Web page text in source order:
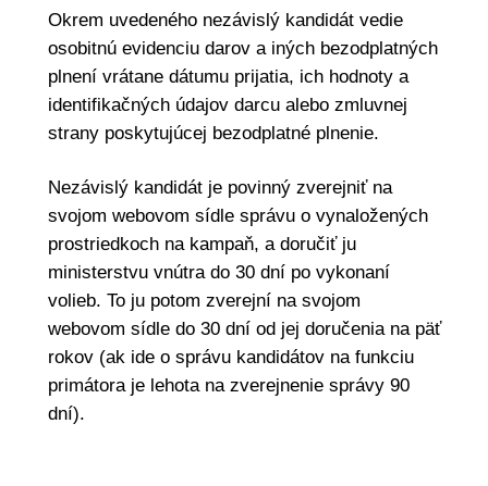
Okrem uvedeného nezávislý kandidát vedie
osobitnú evidenciu darov a iných bezodplatných
plnení vrátane dátumu prijatia, ich hodnoty a
identifikačných údajov darcu alebo zmluvnej
strany poskytujúcej bezodplatné plnenie.
Nezávislý kandidát je povinný zverejniť na
svojom webovom sídle správu o vynaložených
prostriedkoch na kampaň, a doručiť ju
ministerstvu vnútra do 30 dní po vykonaní
volieb. To ju potom zverejní na svojom
webovom sídle do 30 dní od jej doručenia na päť
rokov (ak ide o správu kandidátov na funkciu
primátora je lehota na zverejnenie správy 90
dní).